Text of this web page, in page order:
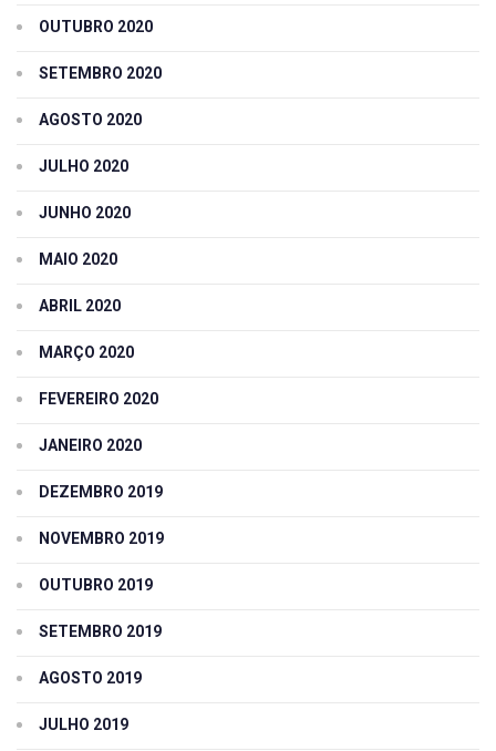
OUTUBRO 2020
SETEMBRO 2020
AGOSTO 2020
JULHO 2020
JUNHO 2020
MAIO 2020
ABRIL 2020
MARÇO 2020
FEVEREIRO 2020
JANEIRO 2020
DEZEMBRO 2019
NOVEMBRO 2019
OUTUBRO 2019
SETEMBRO 2019
AGOSTO 2019
JULHO 2019